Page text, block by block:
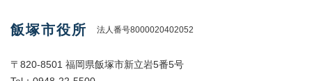
飯塚市役所 法人番号8000020402052
〒820-8501 福岡県飯塚市新立岩5番5号